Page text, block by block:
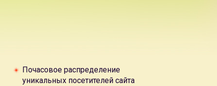
Почасовое распределение
уникальных посетителей сайта